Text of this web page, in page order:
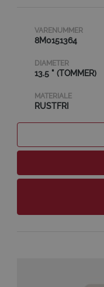
VARENUMMER
8M0151364
DIAMETER
13.5 " (TOMMER)
MATERIALE
RUSTFRI